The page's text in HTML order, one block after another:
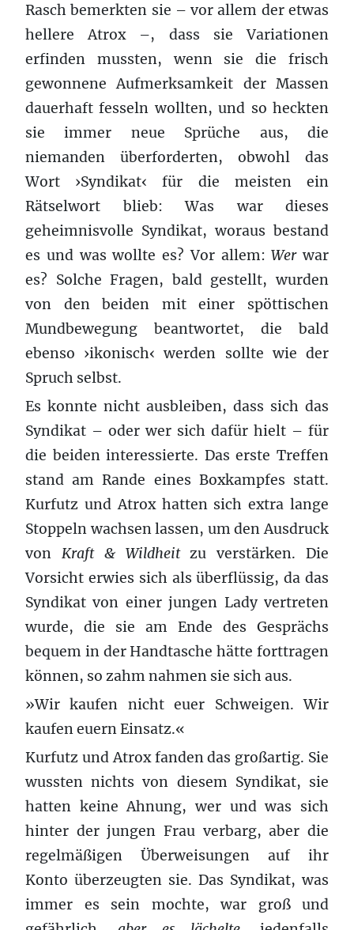
Rasch bemerkten sie – vor allem der etwas
hellere Atrox –, dass sie Variationen
erfinden mussten, wenn sie die frisch
gewonnene Aufmerksamkeit der Massen
dauerhaft fesseln wollten, und so heckten
sie immer neue Sprüche aus, die
niemanden überforderten, obwohl das
Wort ›Syndikat‹ für die meisten ein
Rätselwort blieb: Was war dieses
geheimnisvolle Syndikat, woraus bestand
es und was wollte es? Vor allem:Werwar
es? Solche Fragen, bald gestellt, wurden
von den beiden mit einer spöttischen
Mundbewegung beantwortet, die bald
ebenso ›ikonisch‹ werden sollte wie der
Spruch selbst.
Es konnte nicht ausbleiben, dass sich das
Syndikat – oder wer sich dafür hielt – für
die beiden interessierte. Das erste Treffen
stand am Rande eines Boxkampfes statt.
Kurfutz und Atrox hatten sich extra lange
Stoppeln wachsen lassen, um den Ausdruck
von Kraft & Wildheitzu verstärken. Die
Vorsicht erwies sich als überflüssig, da das
Syndikat von einer jungen Lady vertreten
wurde, die sie am Ende des Gesprächs
bequem in der Handtasche hätte forttragen
können, so zahm nahmen sie sich aus.
»Wir kaufen nicht euer Schweigen. Wir
kaufen euern Einsatz.«
Kurfutz und Atrox fanden das großartig. Sie
wussten nichts von diesem Syndikat, sie
hatten keine Ahnung, wer und was sich
hinter der jungen Frau verbarg, aber die
regelmäßigen Überweisungen auf ihr
Konto überzeugten sie. Das Syndikat, was
immer es sein mochte, war groß und